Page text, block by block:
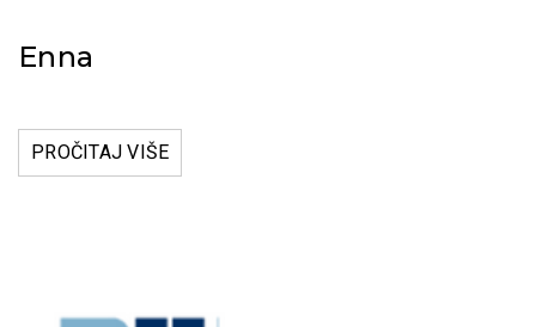
Enna
PROČITAJ VIŠE